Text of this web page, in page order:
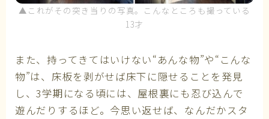
▲これがその突き当りの写真。こんなところも撮っている
13才
また、持ってきてはいけない“あんな物”や“こんな
物”は、床板を剥がせば床下に隠せることを発見
し、3学期になる頃には、屋根裏にも忍び込んで
遊んだりするほど。今思い返せば、なんだかスタ